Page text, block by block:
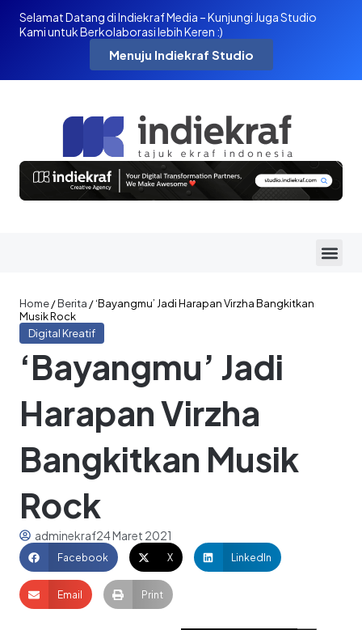
Selamat Datang di Indiekraf Media – Kunjungi Juga Studio
Kami untuk Berkolaborasi lebih Keren :)
Menuju Indiekraf Studio
Home/Berita /‘Bayangmu’ Jadi Harapan Virzha Bangkitkan
Musik Rock
Digital Kreatif
‘Bayangmu’ Jadi
Harapan Virzha
Bangkitkan Musik
Rock
adminekraf24 Maret 2021
Facebook X LinkedIn
Email Print